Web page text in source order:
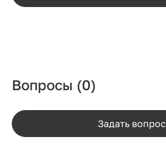
Вопросы (0)
Задать вопрос